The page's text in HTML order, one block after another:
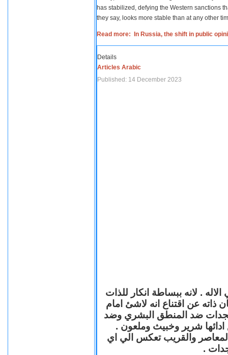
has stabilized, defying the Western sanctions
they say, looks more stable than at any other
Read more: In Russia, the shift in public
Details
Articles Arabic
Published: 14 December 2023
. لانه ببساطة انكار للذات
ذاته عن اقتناع انه لاشئ امام
ضد المنطق البشري وضد
ادائها شرير وخبيث وملعون .
المعاصر والقريب تعكس الي اي
.